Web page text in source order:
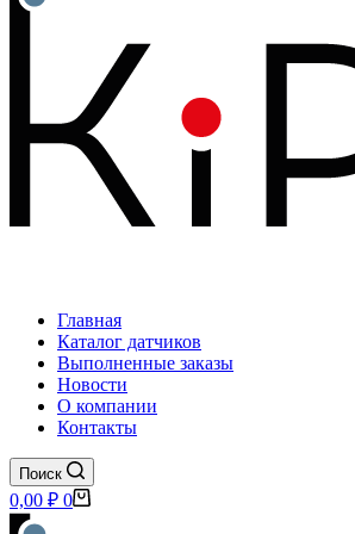
Главная
Каталог датчиков
Выполненные заказы
Новости
О компании
Контакты
Поиск
Корзина
0,00 ₽ 0